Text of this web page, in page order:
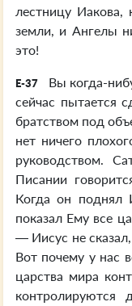
лестницу Иакова,
земли, и Ангелы
это!
E-37
Вы когда-
сейчас пытается
братством под
нет ничего
руководством.
Писании
Когда он поднял
показал Ему все
— Иисус не
Вот почему у нас
царства мира